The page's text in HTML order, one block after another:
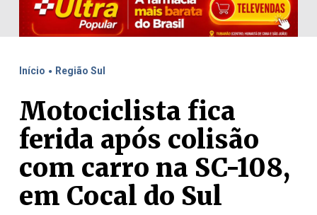
Início . Região Sul
Motociclista fica
ferida após colisão
com carro na SC-108,
em Cocal do Sul